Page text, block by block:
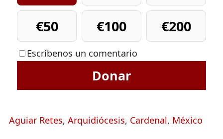
€50
€100 €200
Escríbenos un comentario
Donar
Aguiar Retes, Arquidiócesis, Cardenal, México